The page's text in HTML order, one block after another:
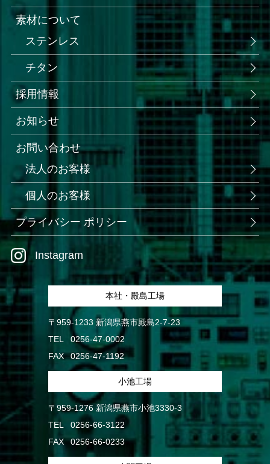
Instagram
素材について
ステンレス
チタン
採用情報
お知らせ
お問い合わせ
法人のお客様
個人のお客様
プライバシー ポリシー
本社・殿島工場
〒959-1233 新潟県燕市殿島2-7-23
TEL
0256-47-0002
FAX
0256-47-1192
小池工場
〒959-1276 新潟県燕市小池3330-3
TEL
0256-66-3122
FAX
0256-66-0233